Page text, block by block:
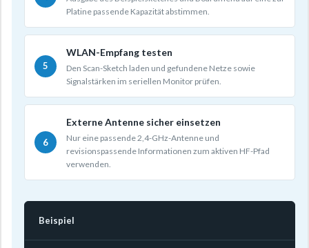
Platine passende Kapazität abstimmen.
WLAN-Empfang testen
Den Scan-Sketch laden und gefundene Netze sowie
Signalstärken im seriellen Monitor prüfen.
Externe Antenne sicher einsetzen
Nur eine passende 2,4-GHz-Antenne und
revisionspassende Informationen zum aktiven HF-Pfad
verwenden.
Beispiel